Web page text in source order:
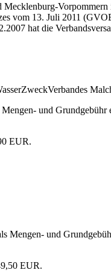
vom 13. Juli 2011
hat die
und Grundgebühr
EUR.
Mengen- und
EUR.